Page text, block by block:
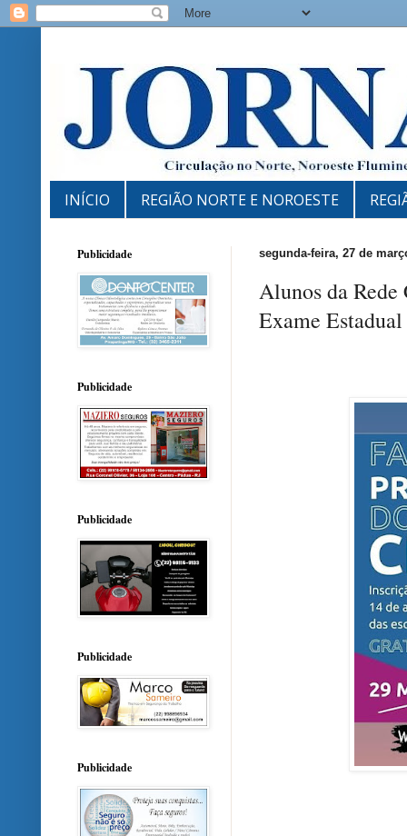
INÍCIO REGIÃO NORTE E NOROESTE
segunda-feira, 27 de
Alunos da Rede
Exame
Publicidade
Publicidade
Publicidade
Publicidade
Publicidade